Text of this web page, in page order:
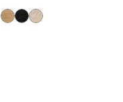
Legno massello